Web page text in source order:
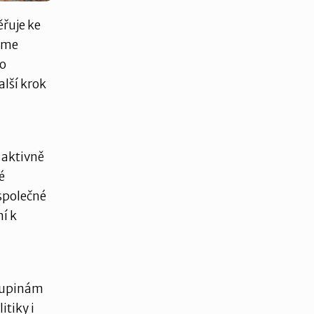
ke
krok
aktivně
k
i